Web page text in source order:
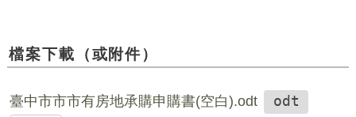
檔案下載（或附件）
臺中市市市有房地承購申購書(空白).odt
odt